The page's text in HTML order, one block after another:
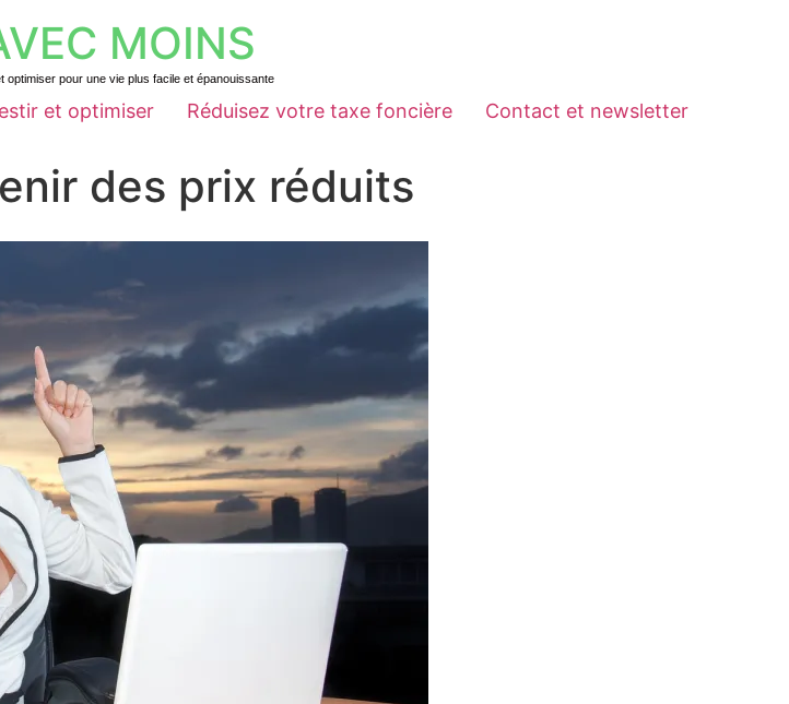
MOINS
optimiser pour une vie plus facile et épanouissante
et optimiser Réduisez votre taxe foncière Contact et newsletter
des prix réduits